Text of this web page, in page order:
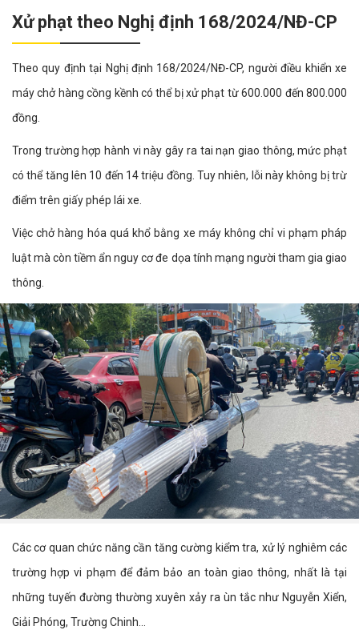
Xử phạt theo Nghị định 168/2024/NĐ-CP
Theo quy định tại Nghị định 168/2024/NĐ-CP, người điều khiển xe
máy chở hàng cồng kềnh có thể bị xử phạt từ 600.000 đến 800.000
đồng.
Trong trường hợp hành vi này gây ra tai nạn giao thông, mức phạt
có thể tăng lên 10 đến 14 triệu đồng. Tuy nhiên, lỗi này không bị trừ
điểm trên giấy phép lái xe.
Việc chở hàng hóa quá khổ bằng xe máy không chỉ vi phạm pháp
luật mà còn tiềm ẩn nguy cơ đe dọa tính mạng người tham gia giao
thông.
Các cơ quan chức năng cần tăng cường kiểm tra, xử lý nghiêm các
trường hợp vi phạm để đảm bảo an toàn giao thông, nhất là tại
những tuyến đường thường xuyên xảy ra ùn tắc như Nguyễn Xiển,
Giải Phóng, Trường Chinh...